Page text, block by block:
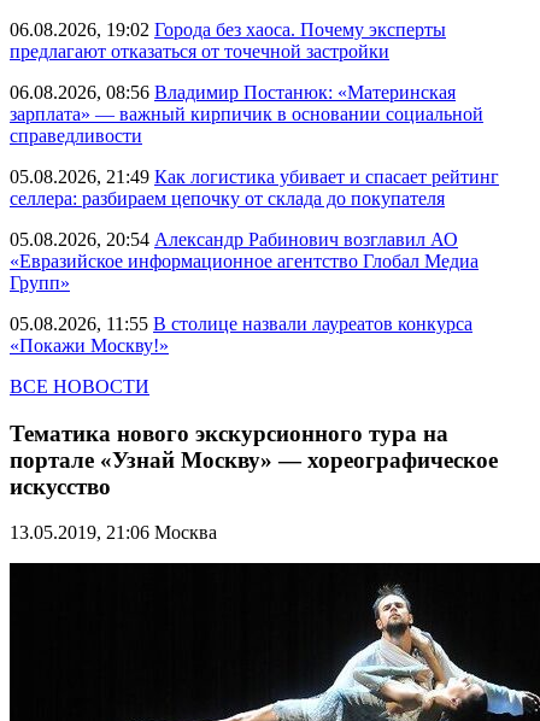
06.08.2026, 19:02 Города без хаоса. Почему эксперты
предлагают отказаться от точечной застройки
06.08.2026, 08:56 Владимир Постанюк: «Материнская
зарплата» — важный кирпичик в основании социальной
справедливости
05.08.2026, 21:49 Как логистика убивает и спасает рейтинг
селлера: разбираем цепочку от склада до покупателя
05.08.2026, 20:54 Александр Рабинович возглавил АО
«Евразийское информационное агентство Глобал Медиа
Групп»
05.08.2026, 11:55 В столице назвали лауреатов конкурса
«Покажи Москву!»
ВСЕ НОВОСТИ
Тематика нового экскурсионного тура на
портале «Узнай Москву» — хореографическое
искусство
13.05.2019, 21:06 Москва